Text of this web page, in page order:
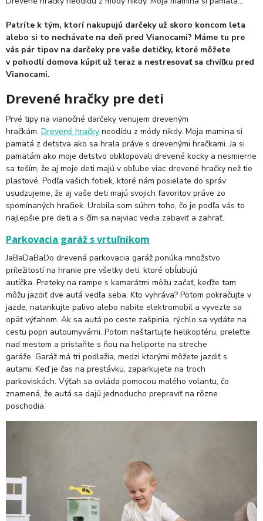
Patríte k tým, ktorí nakupujú darčeky už skoro koncom leta
alebo si to nechávate na deň pred Vianocami? Máme tu pre
vás pár tipov na darčeky pre vaše detičky, ktoré môžete
v pohodlí domova kúpiť už teraz a nestresovať sa chvíľku pred
Vianocami.
Drevené hračky pre deti
Prvé tipy na vianočné darčeky venujem dreveným
hračkám. Drevené hračky neodídu z módy nikdy. Moja mamina si
pamätá z detstva ako sa hrala práve s drevenými hračkami. Ja si
pamätám ako moje detstvo obklopovali drevené kocky a nesmierne
sa teším, že aj moje deti majú v obľube viac drevené hračky než tie
plastové. Podľa vašich fotiek, ktoré nám posielate do správ
usudzujeme, že aj vaše deti majú svojich favoritov práve zo
spomínaných hračiek. Urobila som súhrn toho, čo je podľa vás to
najlepšie pre deti a s čím sa najviac vedia zabaviť a zahrať.
Parkovacia garáž s vrtuľníkom
JaBaDaBaDo drevená parkovacia garáž ponúka množstvo
príležitostí na hranie pre všetky deti, ktoré obĺubujú
autíčka. Preteky na rampe s kamarátmi môžu začať, keďže tam
môžu jazdiť dve autá vedľa seba. Kto vyhráva? Potom pokračujte v
jazde, natankujte palivo alebo nabite elektromobil a vyvezte sa
opäť výťahom. Ak sa autá po ceste zašpinia, rýchlo sa vydáte na
cestu popri autoumyvárni. Potom naštartujte helikoptéru, preleťte
nad mestom a pristaňte s ňou na heliporte na streche
garáže. Garáž má tri podlažia, medzi ktorými môžete jazdiť s
autami. Keď je čas na prestávku, zaparkujete na troch
parkoviskách. Výťah sa ovláda pomocou malého volantu, čo
znamená, že autá sa dajú jednoducho prepraviť na rôzne
poschodia.